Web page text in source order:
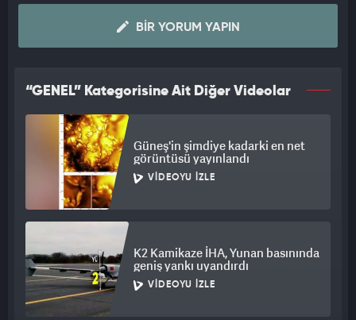
BIR YORUM YAPIN
“GENEL” Kategorisine Ait Diğer Videolar
Güneş'in şimdiye kadarki en net
görüntüsü yayınlandı
VIDEOYU İZLE
K2 Kamikaze İHA, Yunan basınında
geniş yankı uyandırdı
VIDEOYU İZLE